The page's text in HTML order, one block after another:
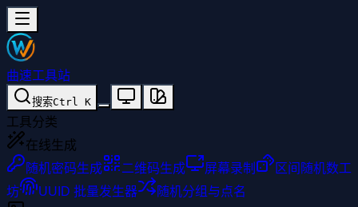
曲速工具站
搜索Ctrl K
工具分类
在线生成
随机密码生成
二维码生成 屏幕录制
区间随机数工
坊
UUID 批量发生器
随机分组与点名